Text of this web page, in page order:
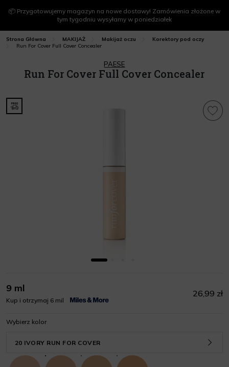
📦 Przygotowujemy magazyn na nowe dostawy! Zamówienia złożone w
tym tygodniu wysyłamy w poniedziałek
Strona Główna MAKIJAŻ Makijaż oczu
Korektory pod oczy
Run For Cover Full Cover Concealer
PAESE
Run For Cover Full Cover Concealer
Wybierz kolor
20 IVORY RUN FOR COVER
9 ml
Kup i otrzymaj 6 mil
26,99 zł